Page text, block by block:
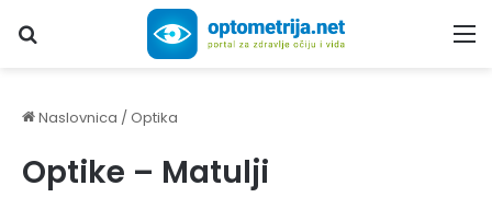
Upiši traženi pojam...
Naslovnica /Optika
Optike – Matulji